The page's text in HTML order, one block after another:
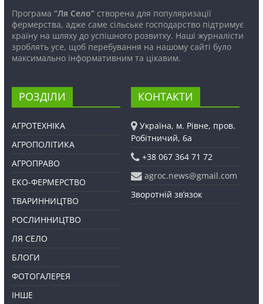
Програма “Ля Село”створена для популяризації
фермерства, адже саме сільське господарство підтримує
країну на шляху до успішного розвитку. Наші журналісти
зроблять усе, щоб перебування на нашому сайті було
максимально інформативним та цікавим.
РОЗДІЛИ
АГРОТЕХНІКА
АГРОПОЛІТИКА
АГРОПРАВО
ЕКО-ФЕРМЕРСТВО
ТВАРИННИЦТВО
РОСЛИННИЦТВО
ЛЯ СЕЛО
БЛОГИ
ФОТОГАЛЕРЕЯ
ІНШЕ
КОНТАКТИ
Україна, м. Рівне, пров.
Робітничий, 6а
+38 067 364 71 72
agroc.news@gmail.com
Зворотній зв’язок